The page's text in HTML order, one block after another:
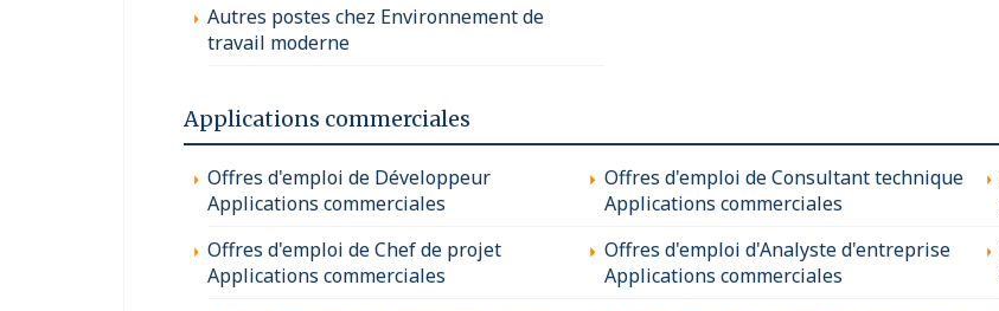
Autres postes chez Environnement de
travail moderne
Applications commerciales
Offres d'emploi de Développeur
Applications commerciales
Offres d'emploi de Consultant technique
Applications commerciales
Offres d'emploi de Chef de projet
Applications commerciales
Offres d'emploi d'Analyste d'entreprise
Applications commerciales